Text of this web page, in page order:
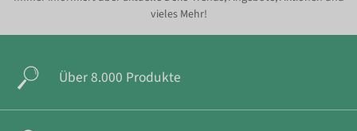
vieles Mehr!
Über 8.000 Produkte